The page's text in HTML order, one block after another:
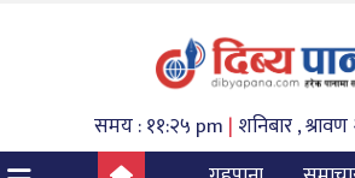
समय : ११:२५ pm | शनिबार ,